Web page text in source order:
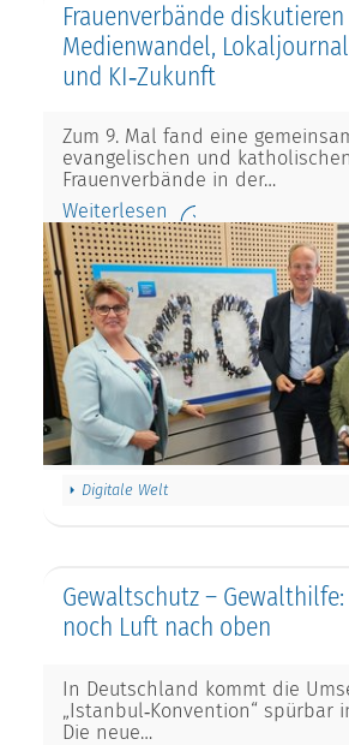
Frauenverbände diskutieren
Medienwandel,
und KI‑Zukunft
Zum 9. Mal fand eine
evangelischen und katholischen
Frauenverbände in der…
Weiterlesen
Digitale Welt
Gewaltschutz –
noch Luft nach oben
In Deutschland kommt die
„Istanbul‑Konvention“ spürbar
Die neue…